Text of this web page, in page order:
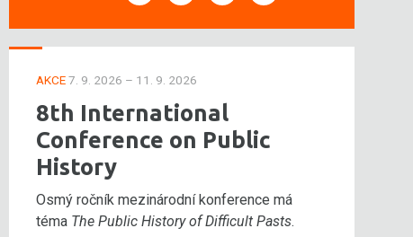
AKCE7. 9. 2026 – 11. 9. 2026
8th International
Conference on Public
History
Osmý ročník mezinárodní konference má
téma The Public History of Difficult Pasts.